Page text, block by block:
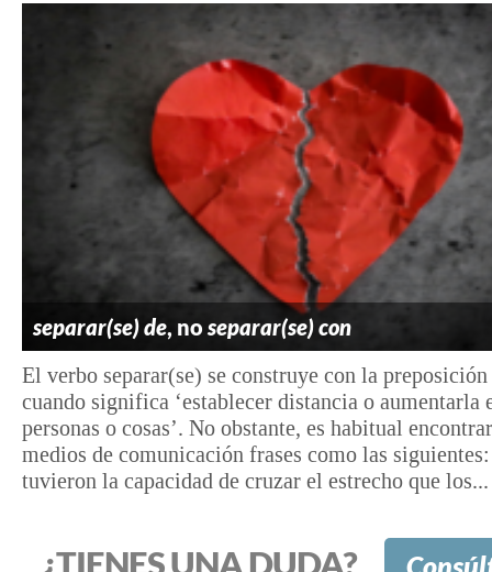
separar(se) de, no separar(se) con
El verbo separar(se) se construye con la
cuando significa ‘establecer distancia o aumentarla
personas o cosas’. No obstante, es habitual
medios de comunicación frases como las
tuvieron la capacidad de cruzar el estrecho que los...
¿TIENES UNA DUDA?